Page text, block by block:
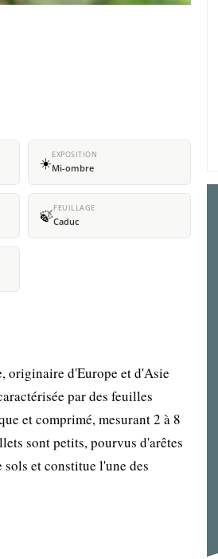
☀️EXPOSITION
Mi-ombre
🍃FEUILLAGE
Caduc
originaire d'Europe et d'Asie
par des feuilles
et comprimé, mesurant 2 à 8
sont petits, pourvus d'arêtes
et constitue l'une des